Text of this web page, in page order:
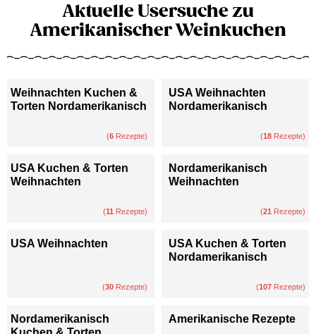
Aktuelle Usersuche zu
Amerikanischer Weinkuchen
Weihnachten Kuchen &
Torten Nordamerikanisch
(6 Rezepte)
USA Weihnachten
Nordamerikanisch
(18 Rezepte)
USA Kuchen & Torten
Weihnachten
(11 Rezepte)
Nordamerikanisch
Weihnachten
(21 Rezepte)
USA Weihnachten
(30 Rezepte)
USA Kuchen & Torten
Nordamerikanisch
(107 Rezepte)
Nordamerikanisch
Amerikanische Rezepte